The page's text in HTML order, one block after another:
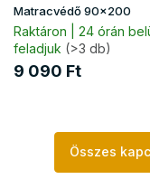
Matracvédő 90x200
Raktáron | 24 órán
feladjuk (>3 db)
9 090 Ft
Összes